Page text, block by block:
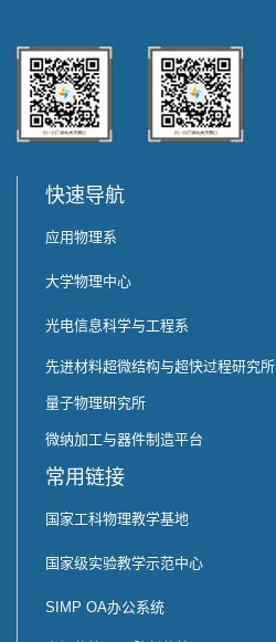
快速导航
应用物理系
大学物理中心
光电信息科学与工程系
先进材料超微结构与超快过程研究所
量子物理研究所
微纳加工与器件制造平台
常用链接
国家工科物理教学基地
国家级实验教学示范中心
SIMP OA办公系统